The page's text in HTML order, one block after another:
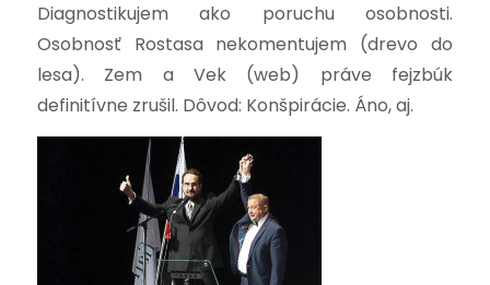
Diagnostikujem ako poruchu osobnosti.
Osobnosť Rostasa nekomentujem (drevo do
lesa). Zem a Vek (web) práve fejzbúk
definitívne zrušil. Dôvod: Konšpirácie. Áno, aj.